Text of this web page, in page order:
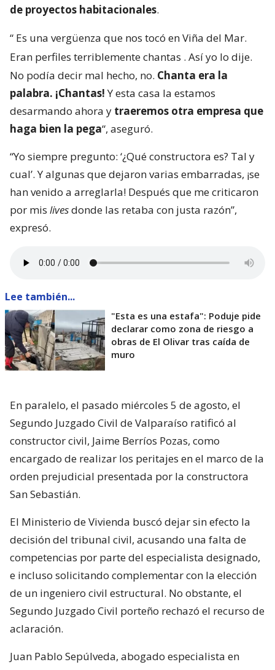
de proyectos habitacionales.
“ Es una vergüenza que nos tocó en Viña del Mar.
Eran perfiles terriblemente chantas . Así yo lo dije.
No podía decir mal hecho, no. Chanta era la
palabra. ¡Chantas!Y esta casa la estamos
desarmando ahora y traeremos otra empresa que
haga bien la pega“, aseguró.
“Yo siempre pregunto: ‘¿Qué constructora es? Tal y
cual’. Y algunas que dejaron varias embarradas, ¡se
han venido a arreglarla! Después que me criticaron
por mis livesdonde las retaba con justa razón”,
expresó.
Lee también...
"Esta es una estafa": Poduje pide
declarar como zona de riesgo a
obras de El Olivar tras caída de
muro
En paralelo, el pasado miércoles 5 de agosto, el
Segundo Juzgado Civil de Valparaíso ratificó al
constructor civil, Jaime Berríos Pozas, como
encargado de realizar los peritajes en el marco de la
orden prejudicial presentada por la constructora
San Sebastián.
El Ministerio de Vivienda buscó dejar sin efecto la
decisión del tribunal civil, acusando una falta de
competencias por parte del especialista designado,
e incluso solicitando complementar con la elección
de un ingeniero civil estructural. No obstante, el
Segundo Juzgado Civil porteño rechazó el recurso de
aclaración.
Juan Pablo Sepúlveda, abogado especialista en